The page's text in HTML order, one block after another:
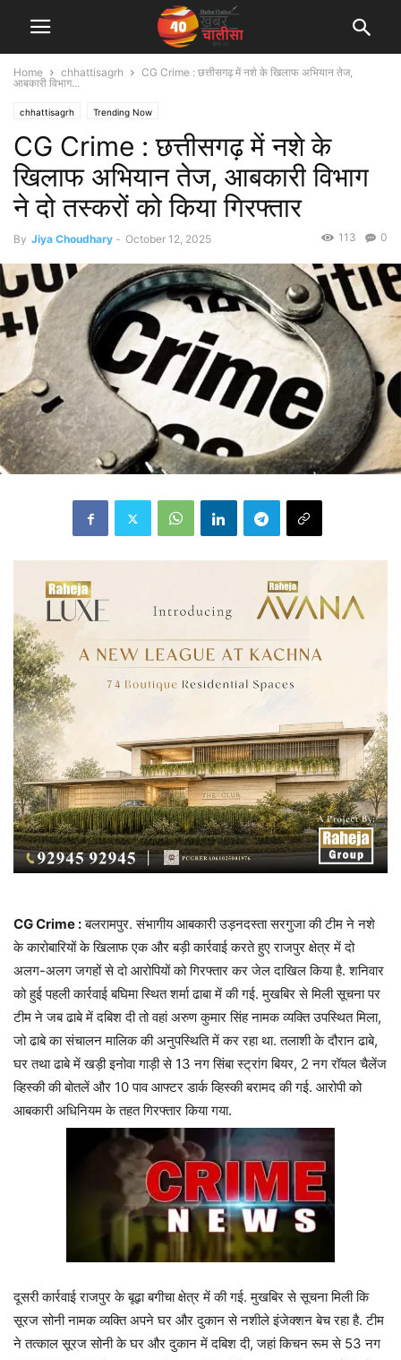
Home chhattisagrh
CG Crime : छत्तीसगढ़ में नशे के खिलाफ अभियान तेज,
आबकारी विभाग...
chhattisagrh Trending Now
CG Crime : छत्तीसगढ़ में नशे के
खिलाफ अभियान तेज, आबकारी विभाग
ने दो तस्करों को किया गिरफ्तार
By Jiya Choudhary - October 12, 2025 0
113
CG Crime :बलरामपुर. संभागीय आबकारी उड़नदस्ता सरगुजा की टीम ने नशे
के कारोबारियों के खिलाफ एक और बड़ी कार्रवाई करते हुए राजपुर क्षेत्र में दो
अलग-अलग जगहों से दो आरोपियों को गिरफ्तार कर जेल दाखिल किया है. शनिवार
को हुई पहली कार्रवाई बघिमा स्थित शर्मा ढाबा में की गई. मुखबिर से मिली सूचना पर
टीम ने जब ढाबे में दबिश दी तो वहां अरुण कुमार सिंह नामक व्यक्ति उपस्थित मिला,
जो ढाबे का संचालन मालिक की अनुपस्थिति में कर रहा था. तलाशी के दौरान ढाबे,
घर तथा ढाबे में खड़ी इनोवा गाड़ी से 13 नग सिंबा स्ट्रांग बियर, 2 नग रॉयल चैलेंज
व्हिस्की की बोतलें और 10 पाव आफ्टर डार्क व्हिस्की बरामद की गई. आरोपी को
आबकारी अधिनियम के तहत गिरफ्तार किया गया.
दूसरी कार्रवाई राजपुर के बूढ़ा बगीचा क्षेत्र में की गई. मुखबिर से सूचना मिली कि
सूरज सोनी नामक व्यक्ति अपने घर और दुकान से नशीले इंजेक्शन बेच रहा है. टीम
ने तत्काल सूरज सोनी के घर और दुकान में दबिश दी, जहां किचन रूम से 53 नग